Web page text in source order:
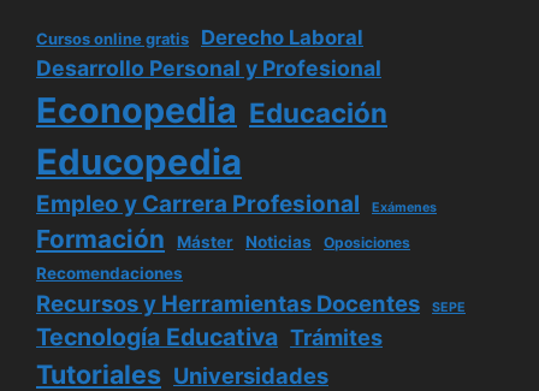
Cursos online gratis Derecho Laboral
Desarrollo Personal y Profesional
Econopedia Educación
Educopedia
Empleo y Carrera Profesional Exámenes
Formación Máster Noticias Oposiciones
Recomendaciones
Recursos y Herramientas Docentes SEPE
Tecnología Educativa Trámites
Tutoriales Universidades